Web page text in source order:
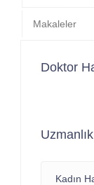
Makaleler
Doktor
Kadın